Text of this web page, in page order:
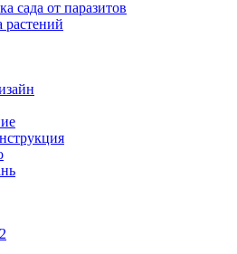
сада от паразитов